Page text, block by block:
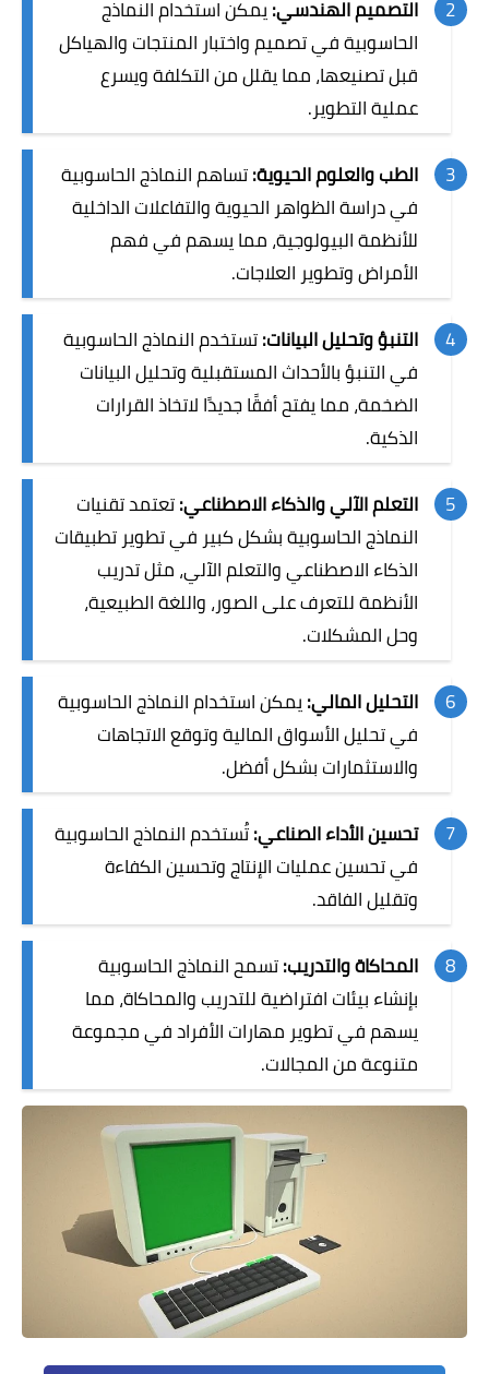
التصميم الهندسي:يمكن استخدام النماذج
الحاسوبية في تصميم واختبار المنتجات والهياكل
قبل تصنيعها، مما يقلل من التكلفة ويسرع
عملية التطوير.
الطب والعلوم الحيوية:تساهم النماذج الحاسوبية
في دراسة الظواهر الحيوية والتفاعلات الداخلية
للأنظمة البيولوجية، مما يسهم في فهم
الأمراض وتطوير العلاجات.
التنبؤ وتحليل البيانات:تستخدم النماذج الحاسوبية
في التنبؤ بالأحداث المستقبلية وتحليل البيانات
الضخمة، مما يفتح أفقًا جديدًا لاتخاذ القرارات
الذكية.
التعلم الآلي والذكاء الاصطناعي:تعتمد تقنيات
النماذج الحاسوبية بشكل كبير في تطوير تطبيقات
الذكاء الاصطناعي والتعلم الآلي، مثل تدريب
الأنظمة للتعرف على الصور، واللغة الطبيعية،
وحل المشكلات.
التحليل المالي:يمكن استخدام النماذج الحاسوبية
في تحليل الأسواق المالية وتوقع الاتجاهات
والاستثمارات بشكل أفضل.
تحسين الأداء الصناعي:تُستخدم النماذج الحاسوبية
في تحسين عمليات الإنتاج وتحسين الكفاءة
وتقليل الفاقد.
المحاكاة والتدريب:تسمح النماذج الحاسوبية
بإنشاء بيئات افتراضية للتدريب والمحاكاة، مما
يسهم في تطوير مهارات الأفراد في مجموعة
متنوعة من المجالات.